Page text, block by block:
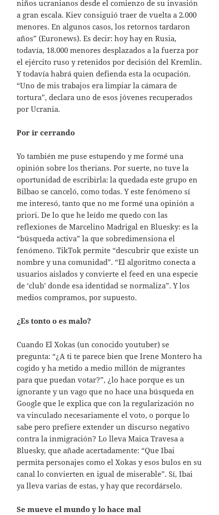
niños ucranianos desde el comienzo de su invasión
a gran escala. Kiev consiguió traer de vuelta a 2.000
menores. En algunos casos, los retornos tardaron
años” (Euronews). Es decir: hoy hay en Rusia,
todavía, 18.000 menores desplazados a la fuerza por
el ejército ruso y retenidos por decisión del Kremlin.
Y todavía habrá quien defienda esta la ocupación.
“Uno de mis trabajos era limpiar la cámara de
tortura”, declara uno de esos jóvenes recuperados
por Ucrania.
Por ir cerrando
Yo también me puse estupendo y me formé una
opinión sobre los therians. Por suerte, no tuve la
oportunidad de escribirla: la quedada este grupo en
Bilbao se canceló, como todas. Y este fenómeno sí
me interesó, tanto que no me formé una opinión a
priori. De lo que he leído me quedo con las
reflexiones de Marcelino Madrigal en Bluesky: es la
“búsqueda activa” la que sobredimensiona el
fenómeno. TikTok permite “descubrir que existe un
nombre y una comunidad”. “El algoritmo conecta a
usuarios aislados y convierte el feed en una especie
de ‘club’ donde esa identidad se normaliza”. Y los
medios compramos, por supuesto.
¿Es tonto o es malo?
Cuando El Xokas (un conocido youtuber) se
pregunta: “¿A ti te parece bien que Irene Montero ha
cogido y ha metido a medio millón de migrantes
para que puedan votar?”, ¿lo hace porque es un
ignorante y un vago que no hace una búsqueda en
Google que le explica que con la regularización no
va vinculado necesariamente el voto, o porque lo
sabe pero prefiere extender un discurso negativo
contra la inmigración? Lo lleva Maica Travesa a
Bluesky, que añade acertadamente: “Que Ibai
permita personajes como el Xokas y esos bulos en su
canal lo convierten en igual de miserable”. Sí, Ibai
ya lleva varias de estas, y hay que recordárselo.
Se mueve el mundo y lo hace mal